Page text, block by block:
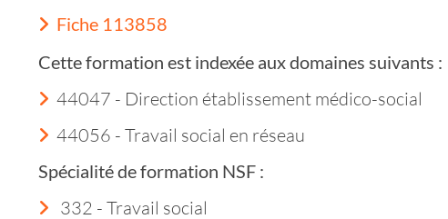
Fiche 113858
Cette formation est indexée aux domaines suivants :
44047 - Direction établissement médico-social
44056 - Travail social en réseau
Spécialité de formation NSF :
332 - Travail social